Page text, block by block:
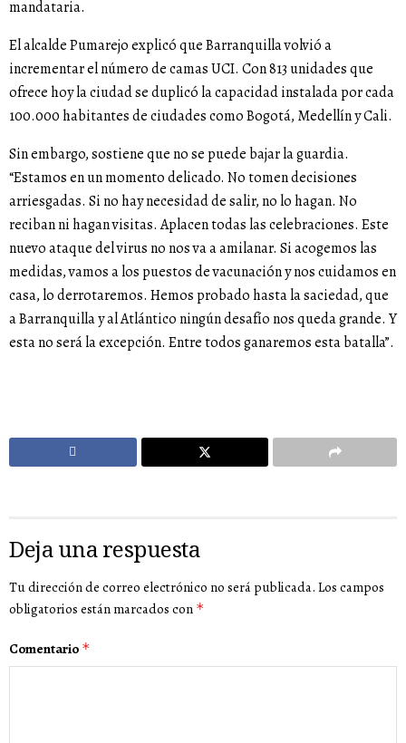
mandataria.
El alcalde Pumarejo explicó que Barranquilla volvió a
incrementar el número de camas UCI. Con 813 unidades que
ofrece hoy la ciudad se duplicó la capacidad instalada por cada
100.000 habitantes de ciudades como Bogotá, Medellín y Cali.
Sin embargo, sostiene que no se puede bajar la guardia.
“Estamos en un momento delicado. No tomen decisiones
arriesgadas. Si no hay necesidad de salir, no lo hagan. No
reciban ni hagan visitas. Aplacen todas las celebraciones. Este
nuevo ataque del virus no nos va a amilanar. Si acogemos las
medidas, vamos a los puestos de vacunación y nos cuidamos en
casa, lo derrotaremos. Hemos probado hasta la saciedad, que
a Barranquilla y al Atlántico ningún desafío nos queda grande. Y
esta no será la excepción. Entre todos ganaremos esta batalla”.
Deja una respuesta
Tu dirección de correo electrónico no será publicada. Los campos
obligatorios están marcados con *
Comentario *